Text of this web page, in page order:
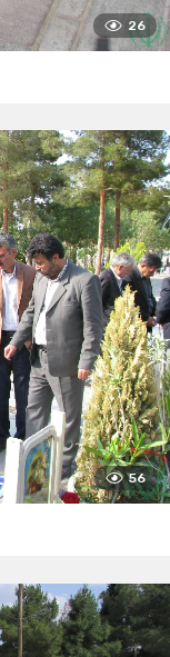
26
56